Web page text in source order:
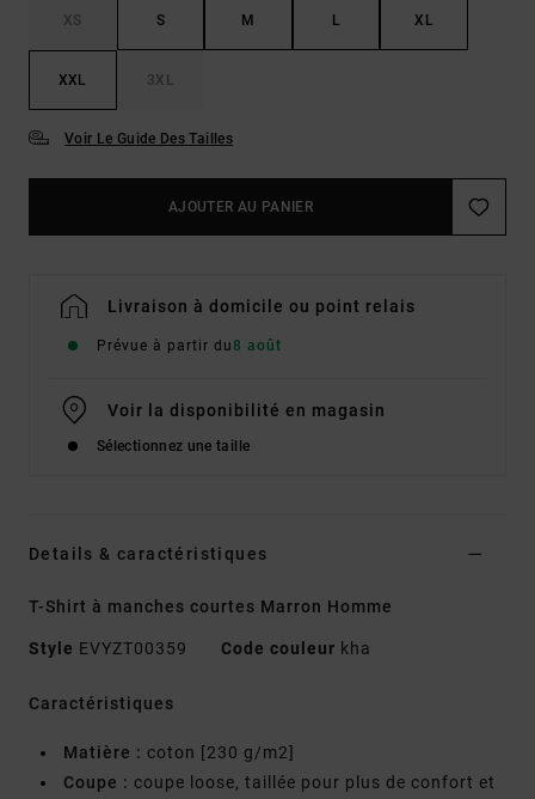
XS S M L XL
XXL 3XL
Voir Le Guide Des Tailles
AJOUTER AU PANIER
Livraison à domicile ou point relais
Prévue à partir du8 août
Voir la disponibilité en magasin
Sélectionnez une taille
Details & caractéristiques
T-Shirt à manches courtes Marron Homme
Style EVYZT00359 Code couleur kha
Caractéristiques
Matière : coton [230 g/m2]
Coupe : coupe loose, taillée pour plus de confort et